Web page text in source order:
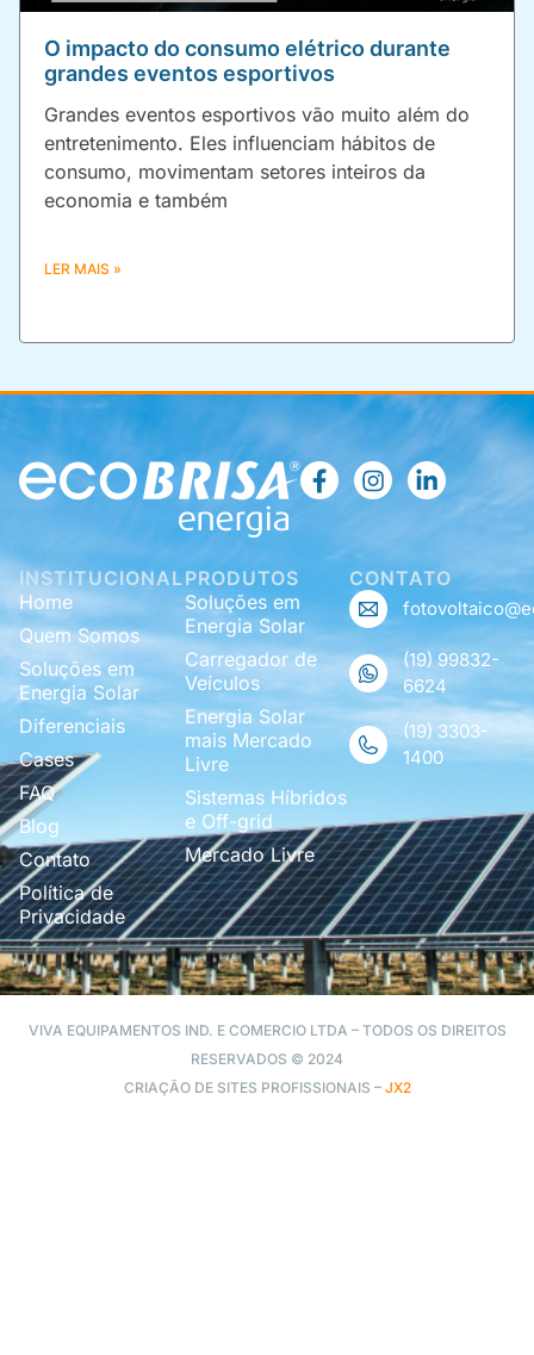
O impacto do consumo elétrico durante
grandes eventos esportivos
Grandes eventos esportivos vão muito além do
entretenimento. Eles influenciam hábitos de
consumo, movimentam setores inteiros da
economia e também
LER MAIS »
INSTITUCIONAL
Home
Quem Somos
Soluções em
Energia Solar
Diferenciais
Cases
FAQ
Blog
Contato
Política de
Privacidade
PRODUTOS
Soluções em
Energia Solar
Carregador de
Veículos
Energia Solar
mais Mercado
Livre
Sistemas Híbridos
e Off-grid
Mercado Livre
CONTATO
(19) 99832-
6624
(19) 3303-
1400
VIVA EQUIPAMENTOS IND. E COMERCIO LTDA – TODOS OS DIREITOS
RESERVADOS © 2024
CRIAÇÃO DE SITES PROFISSIONAIS – JX2